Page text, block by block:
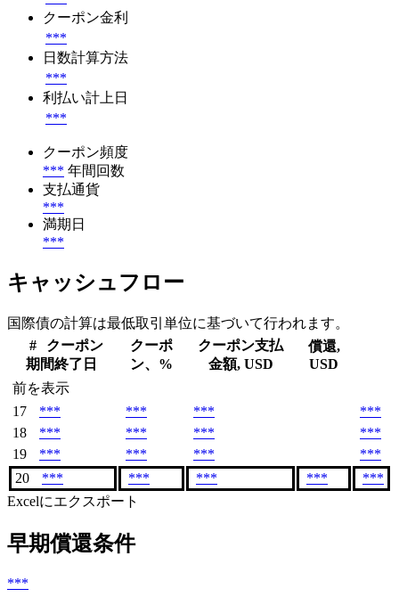
クーポン金利
***
日数計算方法
***
利払い計上日
***
クーポン頻度
*** 年間回数
支払通貨
***
満期日
***
キャッシュフロー
国際債の計算は最低取引単位に基づいて行われます。
#
クーポン
期間終了日
クーポ
ン、%
クーポン支払
金額, USD
償還,
USD
前を表示
17
*** *** ***
***
18
*** *** ***
***
19
*** *** ***
***
20
*** *** *** ***
***
Excelにエクスポート
早期償還条件
***